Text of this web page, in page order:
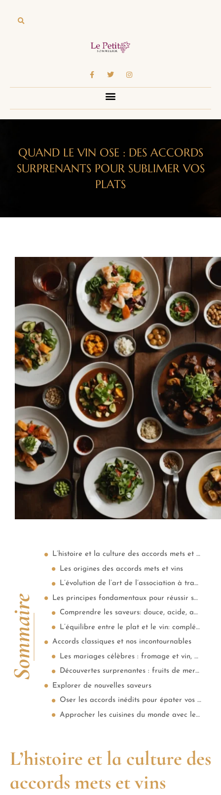
QUAND LE VIN OSE : DES ACCORDS
SURPRENANTS POUR SUBLIMER VOS
PLATS
Sommaire
L’histoire et la culture des accords mets et vins
Les origines des accords mets et vins
L’évolution de l’art de l’association à travers les âges
Les principes fondamentaux pour réussir ses accords
Comprendre les saveurs: douce, acide, amère, salée
L’équilibre entre le plat et le vin: complémentarité et contraste
Accords classiques et nos incontournables
Les mariages célèbres : fromage et vin, viande rouge et vin rouge
Découvertes surprenantes : fruits de mer et vins rouges légers
Explorer de nouvelles saveurs
Oser les accords inédits pour épater vos convives
Approcher les cuisines du monde avec le bon vin
L’histoire et la culture des
accords mets et vins